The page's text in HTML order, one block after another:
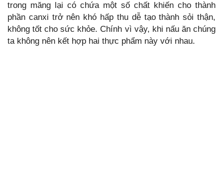
trong măng lại có chứa một số chất khiến cho thành
phần canxi trở nên khó hấp thu dễ tạo thành sỏi thận,
không tốt cho sức khỏe. Chính vì vậy, khi nấu ăn chúng
ta không nên kết hợp hai thực phẩm này với nhau.